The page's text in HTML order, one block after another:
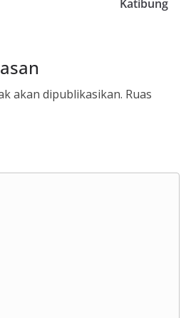
Katibung
akan dipublikasikan. Ruas